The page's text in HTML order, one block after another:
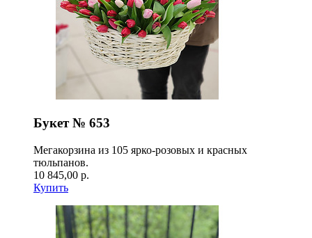
Букет № 653
Мегакорзина из 105 ярко-розовых и красных
тюльпанов.
10 845,00 р.
Купить